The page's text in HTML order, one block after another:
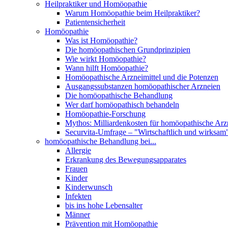
Heilpraktiker und Homöopathie
Warum Homöopathie beim Heilpraktiker?
Patientensicherheit
Homöopathie
Was ist Homöopathie?
Die homöopathischen Grundprinzipien
Wie wirkt Homöopathie?
Wann hilft Homöopathie?
Homöopathische Arzneimittel und die Potenzen
Ausgangssubstanzen homöopathischer Arzneien
Die homöopathische Behandlung
Wer darf homöopathisch behandeln
Homöopathie-Forschung
Mythos: Milliardenkosten für homöopathische
Securvita-Umfrage – "Wirtschaftlich und
homöopathische Behandlung bei...
Allergie
Erkrankung des Bewegungsapparates
Frauen
Kinder
Kinderwunsch
Infekten
bis ins hohe Lebensalter
Männer
Prävention mit Homöopathie